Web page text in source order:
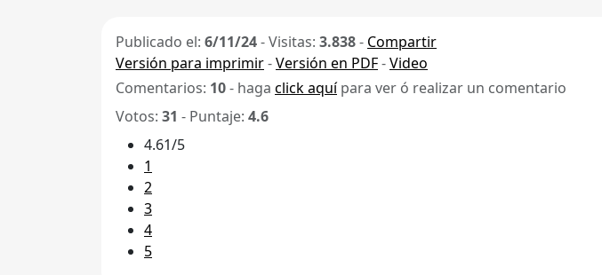
Publicado el: 6/11/24-Visitas: 3.838- Compartir
Versión para imprimir-Versión en PDF-Video
Comentarios: 10- haga click aquípara ver ó realizar un comentario
Votos: 31 - Puntaje: 4.6
4.61/5
1
2
3
4
5